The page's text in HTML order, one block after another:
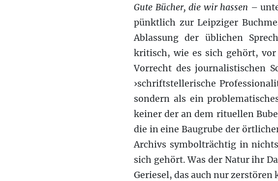
Gute Bücher, die wir hassen –
pünktlich zur Leipziger
Ablassung der üblichen
kritisch, wie es sich gehört,
Vorrecht des journalistischen
›schriftstellerische
sondern als ein
keiner der an dem rituellen
die in eine Baugrube der
Archivs symbolträchtig in
sich gehört. Was der Natur ihr
Geriesel, das auch nur